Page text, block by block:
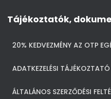
Tájékoztatók,
20% KEDVEZMÉNY AZ OTP
ADATKEZELÉSI TÁJÉKOZTATÓ
ÁLTALÁNOS SZERZŐDÉSI